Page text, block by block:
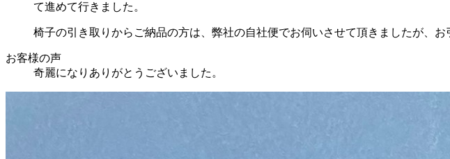
て進めて行きました。
椅子の引き取りからご納品の方は、弊社の自社便でお伺いさせて頂きましたが、
お客様の声
奇麗になりありがとうございました。